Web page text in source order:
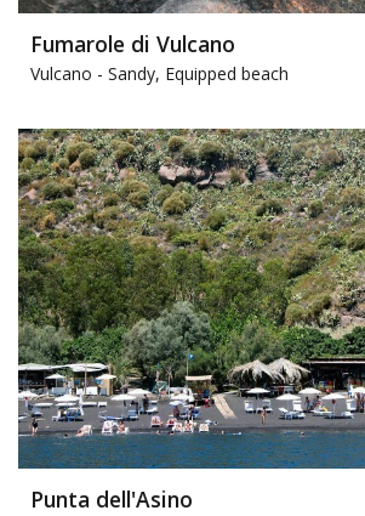
Fumarole di Vulcano
Vulcano - Sandy, Equipped beach
Punta dell'Asino